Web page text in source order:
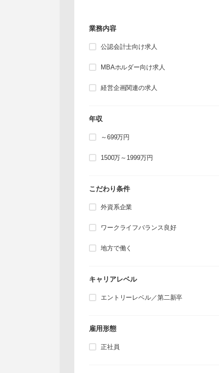
業務内容
公認会計士向け求人
MBAホルダー向け求人
経営企画関連の求人
年収
～699万円
1500万～1999万円
こだわり条件
外資系企業
ワークライフバランス良好
地方で働く
キャリアレベル
エントリーレベル／第二新卒
雇用形態
正社員